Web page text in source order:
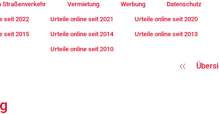
Straßenverkehr Vermietung Werbung Datenschutz
seit 2022 Urteile online seit 2021 Urteile online seit 2020
seit 2015 Urteile online seit 2014 Urteile online seit 2013
Urteile online seit 2010